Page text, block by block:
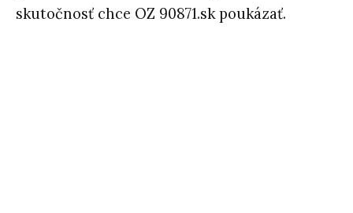
skutočnosť chce OZ 90871.sk poukázať.